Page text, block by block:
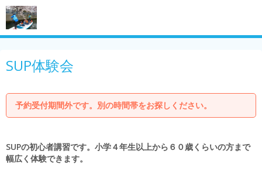
SUP体験会
予約受付期間外です。別の時間帯をお探しください。
SUPの初心者講習です。小学４年生以上から６０歳くらいの方まで
幅広く体験できます。